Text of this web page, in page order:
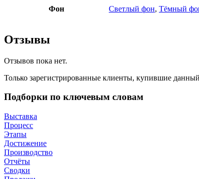
Фон Светлый фон, Тёмный
Отзывы
Отзывов пока нет.
Только зарегистрированные клиенты, купившие
Подборки по ключевым словам
Выставка
Процесс
Этапы
Достижение
Производство
Отчёты
Сводки